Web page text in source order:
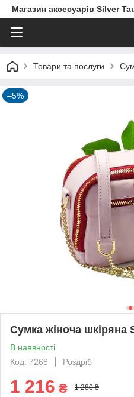
Магазин аксесуарів Silver
Товари та послуги
–5%
Сумка жіноча шкіряна
В наявності
Код: 7268
Роздріб
1 216 ₴ 1 280 ₴